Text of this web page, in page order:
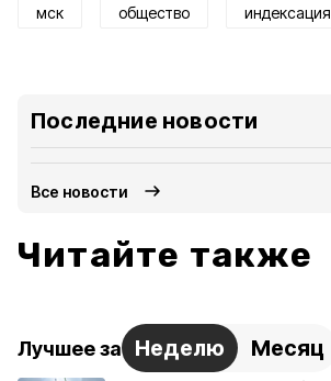
мск общество индексация
Последние новости
Все новости
Читайте также
Лучшее за Неделю Месяц